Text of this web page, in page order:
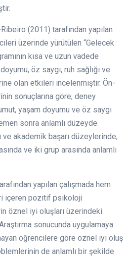
(2011) tarafından yapılan
üzerinde yürütülen “Gelecek
kısa ve uzun vadede
öz saygı, ruh sağlığı ve
olan etkileri incelenmiştir. Ön-
sonuçlarına göre; deney
yaşam doyumu ve öz saygı
sonra anlamlı düzeyde
ve akademik başarı düzeylerinde,
ve iki grup arasında anlamlı
yapılan çalışmada hem
içeren pozitif psikoloji
öznel iyi oluşları üzerindeki
sonucunda uygulamaya
öğrencilere göre öznel iyi oluş
de anlamlı bir şekilde